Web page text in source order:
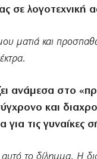
σε λογοτεχνική
ματιά και
ανάμεσα στο
και
για τις γυναίκες